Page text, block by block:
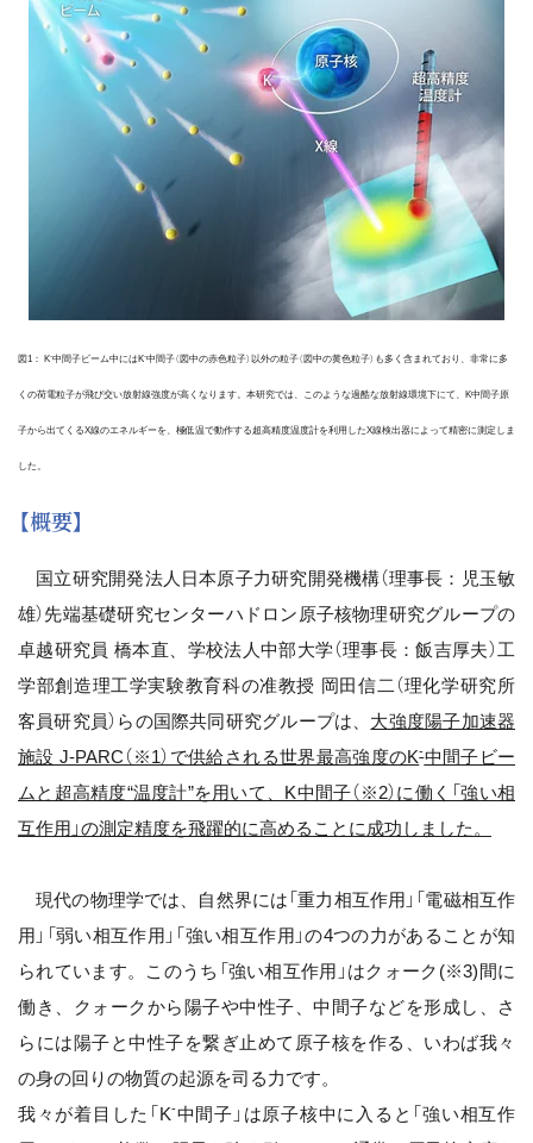
図1： K-中間子ビーム中にはK-中間子（図中の赤色粒子）以外の粒子（図中の黄色粒子）も多く含まれており、非常に多
くの荷電粒子が飛び交い放射線強度が高くなります。本研究では、このような過酷な放射線環境下にて、K中間子原
子から出てくるX線のエネルギーを、極低温で動作する超高精度温度計を利用したX線検出器によって精密に測定しま
した。
【概要】
国立研究開発法人日本原子力研究開発機構（理事長：児玉敏
雄）先端基礎研究センターハドロン原子核物理研究グループの
卓越研究員 橋本直、学校法人中部大学（理事長：飯吉厚夫）工
学部創造理工学実験教育科の准教授 岡田信二（理化学研究所
客員研究員）らの国際共同研究グループは、 大強度陽子加速器
施設 J-PARC（※1）で供給される世界最高強度のK-中間子ビー
ムと超高精度“温度計”を用いて、K中間子（※2）に働く「強い相
互作用」の測定精度を飛躍的に高めることに成功しました。
現代の物理学では、自然界には「重力相互作用」「電磁相互作
用」「弱い相互作用」「強い相互作用」の4つの力があることが知
られています。このうち「強い相互作用」はクォーク(※3)間に
働き、クォークから陽子や中性子、中間子などを形成し、さ
らには陽子と中性子を繋ぎ止めて原子核を作る、いわば我々
の身の回りの物質の起源を司る力です。
我々が着目した「K-中間子」は原子核中に入ると「強い相互作